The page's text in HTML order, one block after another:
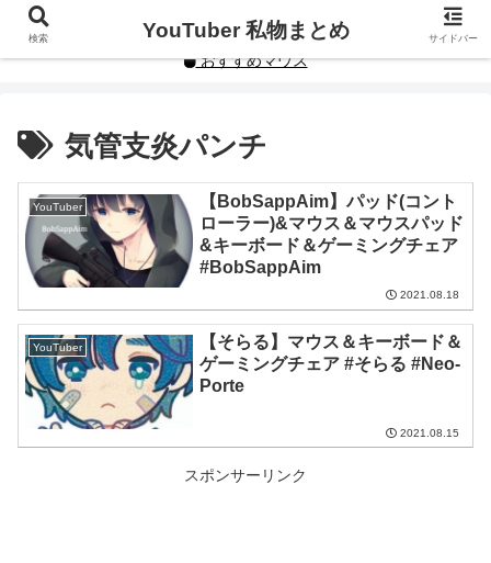
YouTuberや人気インフルエンサーの私物まとめです。
おすすめマウス
気管支炎パンチ
YouTuber
【BobSappAim】パッド(コント
ローラー)&マウス＆マウスパッド
&キーボード＆ゲーミングチェア
#BobSappAim
2021.08.18
YouTuber
【そらる】マウス＆キーボード＆
ゲーミングチェア #そらる #Neo-
Porte
2021.08.15
スポンサーリンク
検索 YouTuber 私物まとめ サイドバー